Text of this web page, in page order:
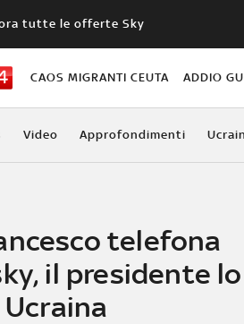
tutte le offerte Sky
CAOS MIGRANTI CEUTA ADDIO
Video Approfondimenti
telefona
il presidente lo